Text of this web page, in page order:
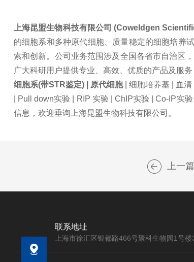
上海昆盟生物科技有限公司 (Coweldgen
的细胞系和多种原代细胞、质量稳定的细胞培养
索和创新。公司业务范围涉及全国各省市自治区
广大科研用户提供专业、高效、优质的产品及服务
细胞系(带STR鉴定) | 原代细胞
| 细胞培养基 | 血
| Pull down实验 | RIP 实验 | ChIP实验 | Co-IP实
信息，欢迎垂询上海昆盟生物科技有限公司。
上一篇
联系地址